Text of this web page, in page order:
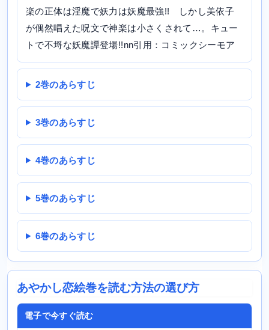
楽の正体は淫魔で妖力は妖魔最強!! しかし美依子
が偶然唱えた呪文で神楽は小さくされて…。キュー
トで不埒な妖魔譚登場!!nn引用：コミックシーモア
2巻のあらすじ
3巻のあらすじ
4巻のあらすじ
5巻のあらすじ
6巻のあらすじ
あやかし恋絵巻を読む方法の選び方
電子で今すぐ読む